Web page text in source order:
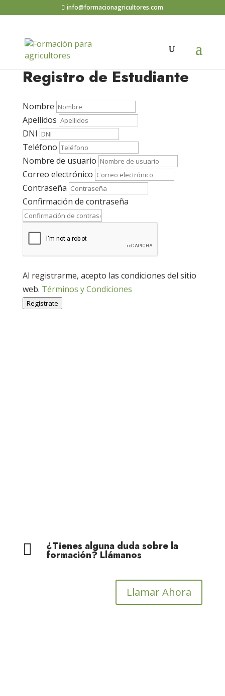
info@formacionagricultores.com
Registro de Estudiante
Nombre
Apellidos
DNI
Teléfono
Nombre de usuario
Correo electrónico
Contraseña
Confirmación de contraseña
Al registrarme, acepto las condiciones del sitio
web. Términos y Condiciones
Regístrate
 ¿Tienes alguna duda sobre la
formación? Llámanos
Llamar Ahora